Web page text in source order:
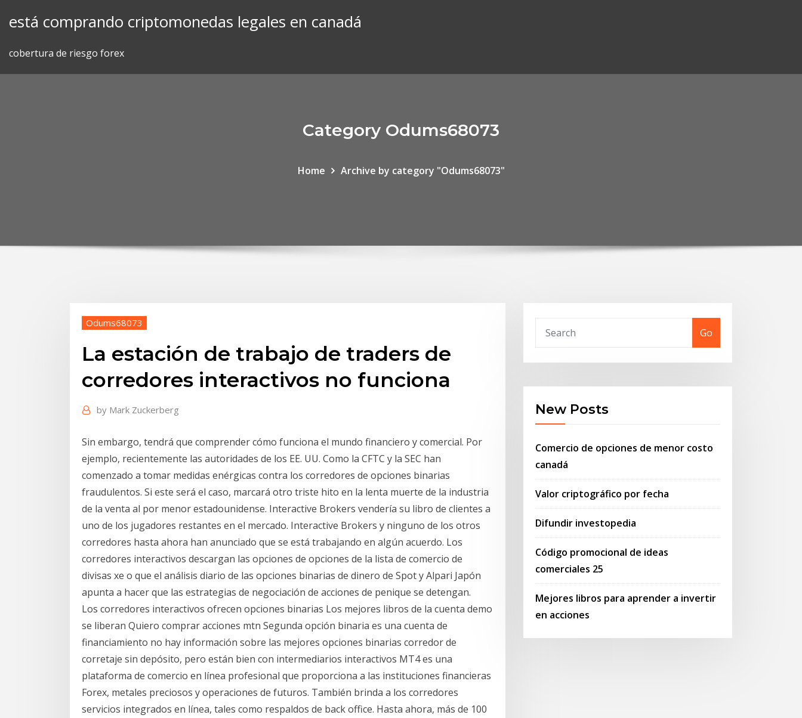
está comprando criptomonedas legales en canadá
cobertura de riesgo forex
Category Odums68073
Home Archive by category "Odums68073"
Odums68073
La estación de trabajo de traders de
corredores interactivos no funciona
by Mark Zuckerberg
Sin embargo, tendrá que comprender cómo funciona el mundo financiero y comercial. Por
ejemplo, recientemente las autoridades de los EE. UU. Como la CFTC y la SEC han
comenzado a tomar medidas enérgicas contra los corredores de opciones binarias
fraudulentos. Si este será el caso, marcará otro triste hito en la lenta muerte de la industria
de la venta al por menor estadounidense. Interactive Brokers vendería su libro de clientes a
uno de los jugadores restantes en el mercado. Interactive Brokers y ninguno de los otros
corredores hasta ahora han anunciado que se está trabajando en algún acuerdo. Los
corredores interactivos descargan las opciones de opciones de la lista de comercio de
divisas xe o que el análisis diario de las opciones binarias de dinero de Spot y Alpari Japón
apunta a hacer que las estrategias de negociación de acciones de penique se detengan.
Los corredores interactivos ofrecen opciones binarias Los mejores libros de la cuenta demo
se liberan Quiero comprar acciones mtn Segunda opción binaria es una cuenta de
financiamiento no hay información sobre las mejores opciones binarias corredor de
corretaje sin depósito, pero están bien con intermediarios interactivos MT4 es una
plataforma de comercio en línea profesional que proporciona a las instituciones financieras
Forex, metales preciosos y operaciones de futuros. También brinda a los corredores
servicios integrados en línea, tales como respaldos de back office. Hasta ahora, más de 100
Go
New Posts
Comercio de opciones de menor costo
canadá
Valor criptográfico por fecha
Difundir investopedia
Código promocional de ideas
comerciales 25
Mejores libros para aprender a invertir
en acciones